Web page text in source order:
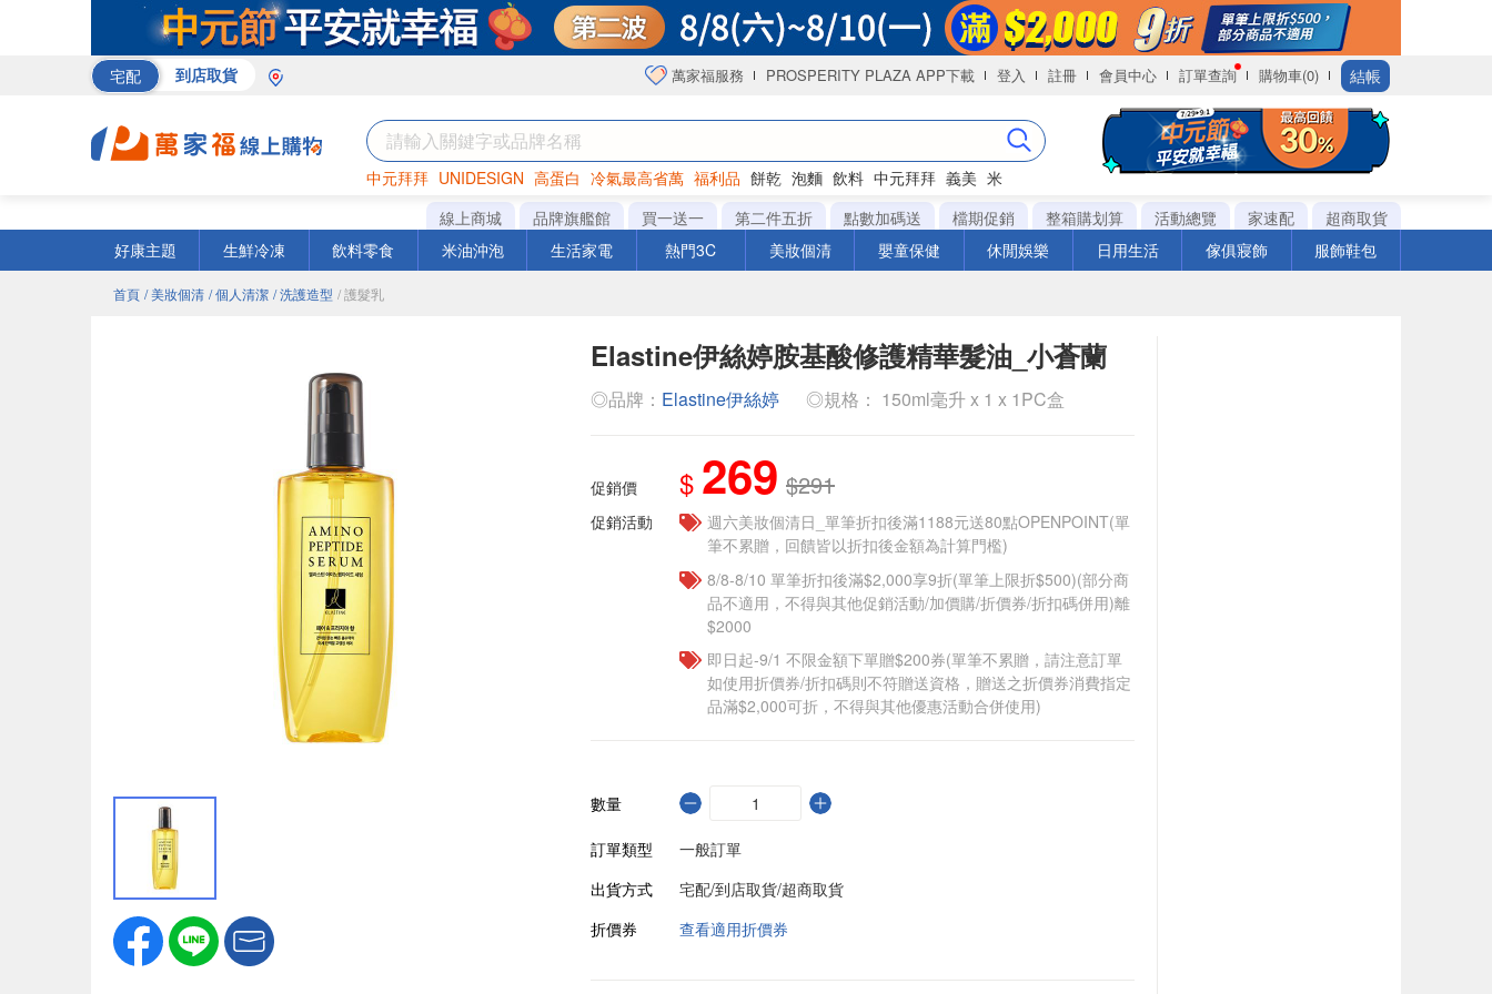
宅配 到店取貨 萬家福服務 PROSPERITY PLAZA APP下載 登入 註冊 會員中心 訂單查詢 購物車(0) 結帳
中元拜拜 UNIDESIGN 高蛋白 冷氣最高省萬 福利品 餅乾 泡麵 飲料 中元拜拜 義美 米
罐頭 海苔 洋芋片
線上商城 品牌旗艦館 買一送一 第二件五折 點數加碼送 檔期促銷 整箱購划算 活動總覽 家速配
超商取貨
好康主題
生鮮冷凍 飲料零食 米油沖泡 生活家電 熱門3C 美妝個清 嬰童保健 休閒娛樂 日用生活 傢俱寢飾 服飾鞋包
首頁 / 美妝個清 / 個人清潔 / 洗護造型 / 護髮乳
Elastine伊絲婷胺基酸修護精華髮油_小蒼蘭
◎品牌： Elastine伊絲婷 ◎規格： 150ml毫升 x 1 x 1PC盒
促銷價 $ 269 $291
促銷活動
週六美妝個清日_單筆折扣後滿1188元送80點OPENPOINT(單
筆不累贈，回饋皆以折扣後金額為計算門檻)
8/8-8/10 單筆折扣後滿$2,000享9折(單筆上限折$500)(部分商
品不適用，不得與其他促銷活動/加價購/折價券/折扣碼併用)離
$2000
即日起-9/1 不限金額下單贈$200券(單筆不累贈，請注意訂單
如使用折價券/折扣碼則不符贈送資格，贈送之折價券消費指定
品滿$2,000可折，不得與其他優惠活動合併使用)
數量
訂單類型
一般訂單
出貨方式
宅配/到店取貨/超商取貨
折價券
查看適用折價券